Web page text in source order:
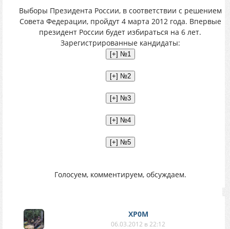
Выборы Президента России, в соответствии с решением
Совета Федерации, пройдут 4 марта 2012 года. Впервые
президент России будет избираться на 6 лет.
Зарегистрированные кандидаты:
Голосуем, комментируем, обсуждаем.
XP0M
06.03.2012 в 22:12